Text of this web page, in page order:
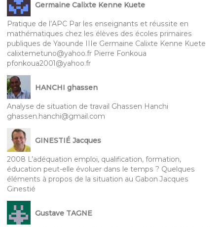
Germaine Calixte Kenne Kuete
Pratique de l’APC Par les enseignants et réussite en
mathématiques chez les élèves des écoles primaires
publiques de Yaounde IIIe Germaine Calixte Kenne Kuete
calixtemetuno@yahoo.fr Pierre Fonkoua
pfonkoua2001@yahoo.fr
HANCHI ghassen
Analyse de situation de travail Ghassen Hanchi
ghassen.hanchi@gmail.com
GINESTIÉ Jacques
2008 L’adéquation emploi, qualification, formation,
éducation peut-elle évoluer dans le temps ? Quelques
éléments à propos de la situation au Gabon Jacques
Ginestié
Gustave TAGNE